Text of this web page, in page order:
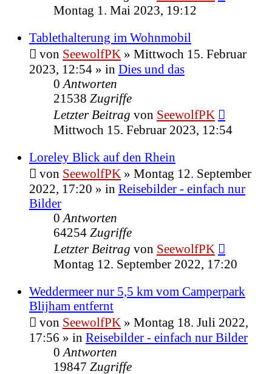
Montag 1. Mai 2023, 19:12
Tablethalterung im Wohnmobil
von SeewolfPK » Mittwoch 15. Februar
2023, 12:54 » in Dies und das
0 Antworten
21538 Zugriffe
Letzter Beitrag von SeewolfPK
Mittwoch 15. Februar 2023, 12:54
Loreley Blick auf den Rhein
von SeewolfPK » Montag 12. September
2022, 17:20 » in Reisebilder - einfach nur
Bilder
0 Antworten
64254 Zugriffe
Letzter Beitrag von SeewolfPK
Montag 12. September 2022, 17:20
Weddermeer nur 5,5 km vom Camperpark
Blijham entfernt
von SeewolfPK » Montag 18. Juli 2022,
17:56 » in Reisebilder - einfach nur Bilder
0 Antworten
19847 Zugriffe